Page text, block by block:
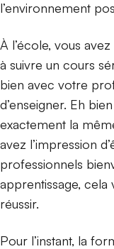
l’environnement
À l’école, vous
à suivre un cours
bien avec votre
d’enseigner. Eh
exactement la
avez l’impression
professionnels
apprentissage,
réussir.
Pour l’instant, la